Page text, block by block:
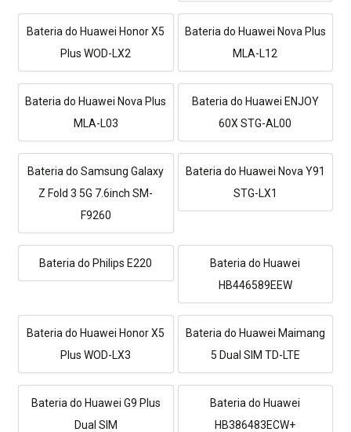
Bateria do Huawei Honor X5
Plus WOD-LX2
Bateria do Huawei Nova Plus
MLA-L12
Bateria do Huawei Nova Plus
MLA-L03
Bateria do Huawei ENJOY
60X STG-AL00
Bateria do Samsung Galaxy
Z Fold 3 5G 7.6inch SM-
F9260
Bateria do Huawei Nova Y91
STG-LX1
Bateria do Philips E220
Bateria do Huawei
HB446589EEW
Bateria do Huawei Honor X5
Plus WOD-LX3
Bateria do Huawei Maimang
5 Dual SIM TD-LTE
Bateria do Huawei G9 Plus
Dual SIM
Bateria do Huawei
HB386483ECW+